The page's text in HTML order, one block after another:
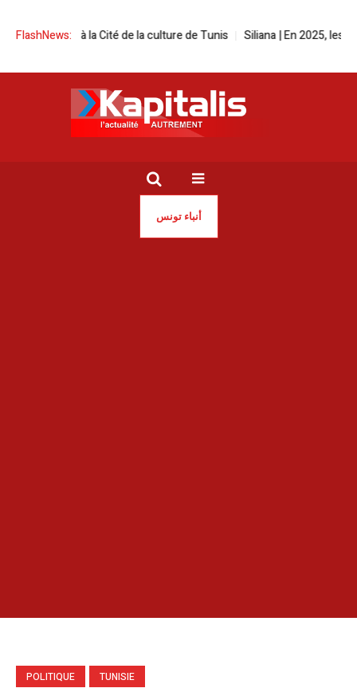
FlashNews:
festival à la Cité de la culture de Tunis Siliana | En 2025, les
أنباء تونس
POLITIQUE TUNISIE